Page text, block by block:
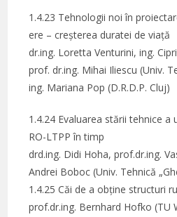
1.4.23 Tehnologii noi în
ere – creșterea duratei de viață
dr.ing. Loretta Venturini, ing.
prof. dr.ing. Mihai Iliescu (Univ.
ing. Mariana Pop (D.R.D.P. Cluj)
1.4.24 Evaluarea stării tehnice
RO-LTPP în timp
drd.ing. Didi Hoha, prof.dr.ing.
Andrei Boboc (Univ. Tehnică
1.4.25 Căi de a obține structuri
prof.dr.ing. Bernhard Hofko (TU